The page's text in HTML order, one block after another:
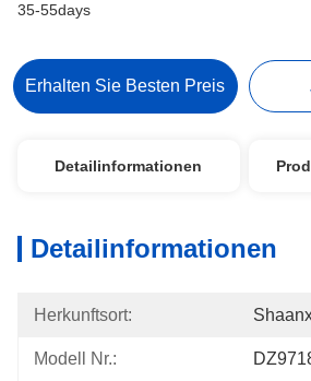
35-55days
Erhalten Sie Besten Preis
Detailinformationen
Detailinformationen
Herkunftsort:
Modell Nr.: